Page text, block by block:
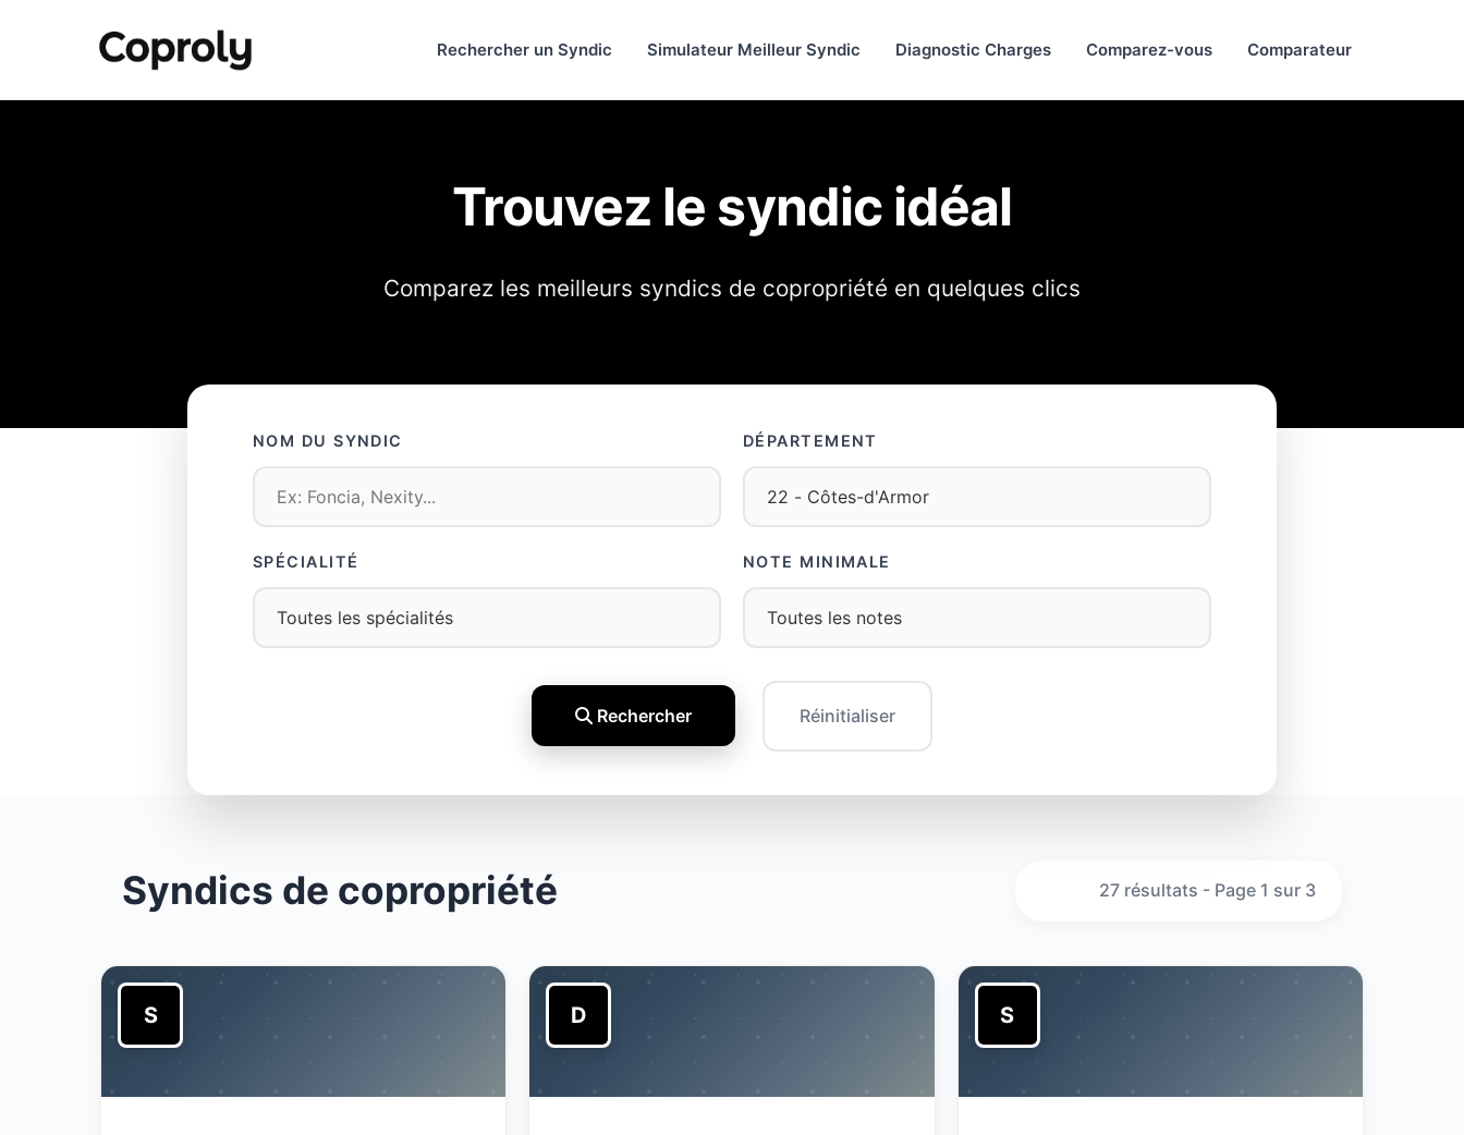
Rechercher un Syndic Simulateur Meilleur Syndic Diagnostic Charges Comparez-vous Comparateur
Trouvez le syndic idéal
Comparez les meilleurs syndics de copropriété en quelques clics
NOM DU SYNDIC DÉPARTEMENT
SPÉCIALITÉ NOTE MINIMALE
Rechercher Réinitialiser
Syndics de copropriété 27 résultats - Page 1 sur 3
S D S